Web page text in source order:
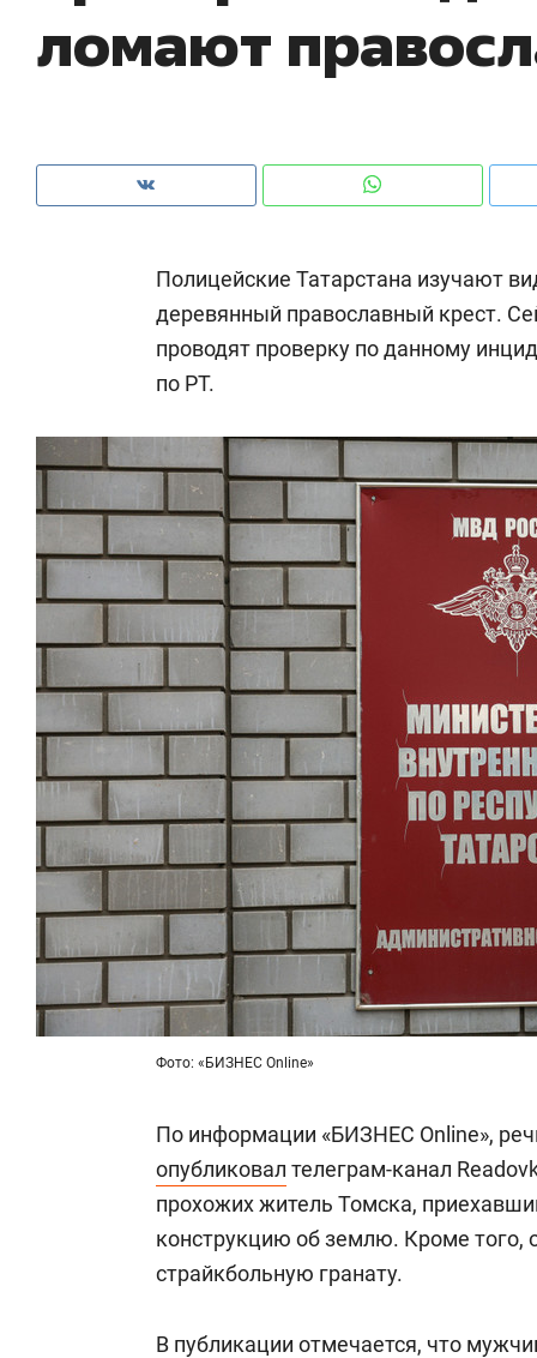
ломают
Полицейские Татарстана изучают
деревянный православный крест.
проводят проверку по данному
по РТ.
Фото: «БИЗНЕС Online»
По информации «БИЗНЕС Online»,
опубликовал телеграм-канал
прохожих житель Томска,
конструкцию об землю. Кроме того,
страйкбольную гранату.
В публикации отмечается, что
чем интересен Оман?
Рекомендуем
Как ГК «МИР ГРУПП» и ВТБ
создают оазис жилого
комфорта под Казанью
Рекомендуем
150 камер